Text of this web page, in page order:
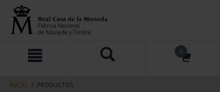
contenido
navegacin
0
INICIO PRODUCTOS